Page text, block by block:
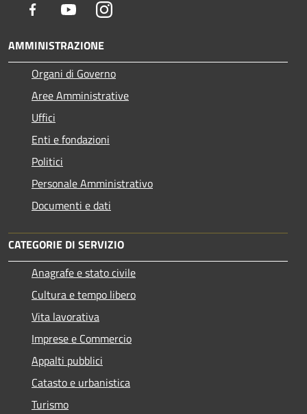
Facebook YoutubeInstagram
AMMINISTRAZIONE
Organi di Governo
Aree Amministrative
Uffici
Enti e fondazioni
Politici
Personale Amministrativo
Documenti e dati
CATEGORIE DI SERVIZIO
Anagrafe e stato civile
Cultura e tempo libero
Vita lavorativa
Imprese e Commercio
Appalti pubblici
Catasto e urbanistica
Turismo